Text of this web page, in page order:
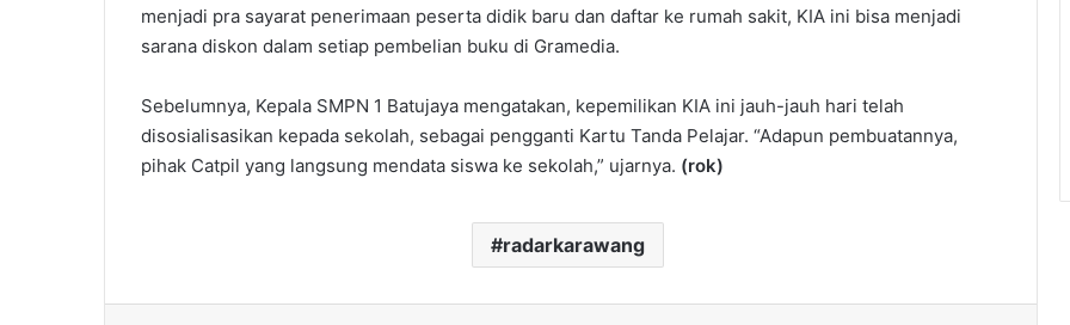
menjadi pra sayarat penerimaan peserta didik baru dan daftar ke rumah sakit, KIA ini bisa menjadi
sarana diskon dalam setiap pembelian buku di Gramedia.
Sebelumnya, Kepala SMPN 1 Batujaya mengatakan, kepemilikan KIA ini jauh-jauh hari telah
disosialisasikan kepada sekolah, sebagai pengganti Kartu Tanda Pelajar. “Adapun pembuatannya,
pihak Catpil yang langsung mendata siswa ke sekolah,” ujarnya. (rok)
radarkarawang